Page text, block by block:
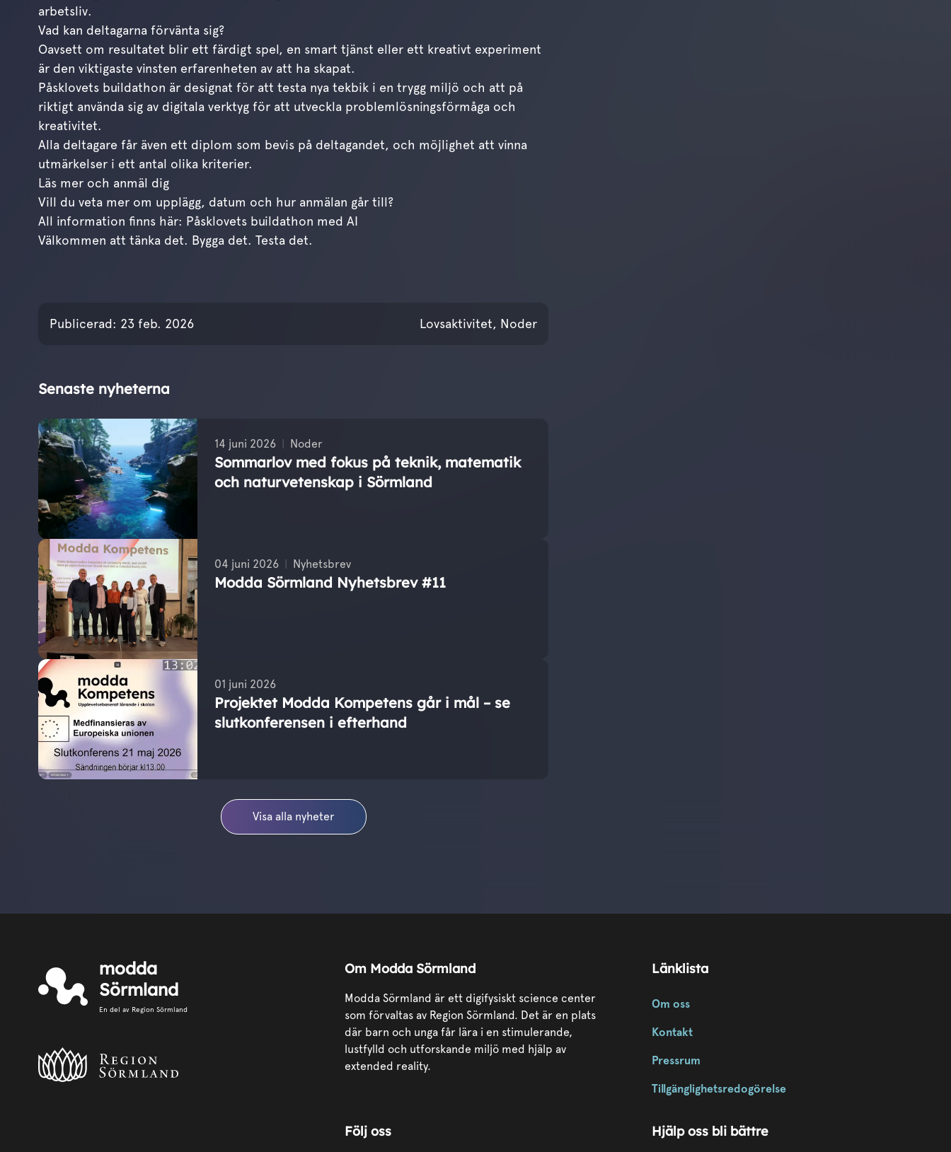
arbetsliv.
Vad kan deltagarna förvänta sig?
Oavsett om resultatet blir ett färdigt spel, en smart tjänst eller ett kreativt experiment
är den viktigaste vinsten erfarenheten av att ha skapat.
Påsklovets buildathon är designat för att testa nya tekbik i en trygg miljö och att på
riktigt använda sig av digitala verktyg för att utveckla problemlösningsförmåga och
kreativitet.
Alla deltagare får även ett diplom som bevis på deltagandet, och möjlighet att vinna
utmärkelser i ett antal olika kriterier.
Läs mer och anmäl dig
Vill du veta mer om upplägg, datum och hur anmälan går till?
All information finns här: Påsklovets buildathon med AI
Välkommen att tänka det. Bygga det. Testa det.
Publicerad: 23 feb. 2026Publicerades den Lovsaktivitet, Noder
Senaste nyheterna
14 juni 2026 Noder
Sommarlov med fokus på teknik, matematik
och naturvetenskap i Sörmland
04 juni 2026 Nyhetsbrev
Modda Sörmland Nyhetsbrev #11
01 juni 2026
Projektet Modda Kompetens går i mål – se
slutkonferensen i efterhand
Visa alla nyheter
modda
Sörmland
En del av Region Sörmland
Om Modda Sörmland
Modda Sörmland är ett digifysiskt science center
som förvaltas av Region Sörmland. Det är en plats
där barn och unga får lära i en stimulerande,
lustfylld och utforskande miljö med hjälp av
extended reality.
Länklista
Om oss
Kontakt
Pressrum
Tillgänglighetsredogörelse
Följ oss Hjälp oss bli bättre